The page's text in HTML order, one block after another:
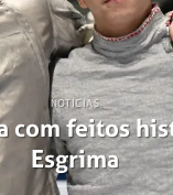
NOTÍCIAS
com feitos
Esgrima